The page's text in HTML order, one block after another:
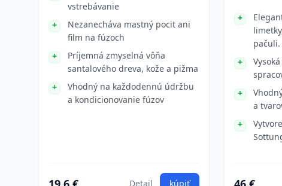
vstrebávanie
Nezanecháva mastný pocit ani
film na fúzoch
Príjemná zmyselná vôňa
santalového dreva, kože a pižma
Vhodný na každodennú údržbu
a kondicionovanie fúzov
Detail kúpiť
pačuli.
a